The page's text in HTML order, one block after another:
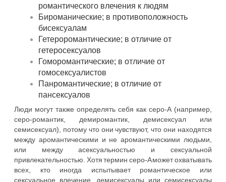
романтического влечения к людям
Бироманические; в противоположность
бисексуалам
Гетероромантические; в отличие от
гетеросексуалов
Гоморомантические; в отличие от
гомосексуалистов
Панромантические; в отличие от
пансексуалов
Люди могут также определять себя как серо-А (например,
серо-романтик, демиромантик, демисексуал или
семисексуал), потому что они чувствуют, что они находятся
между аромантическими и не аромантическими людьми,
или между асексуальностью и сексуальной
привлекательностью. Хотя термин серо-A может охватывать
всех, кто иногда испытывает романтическое или
сексуальное влечение, демисексуалы или семисексуалы